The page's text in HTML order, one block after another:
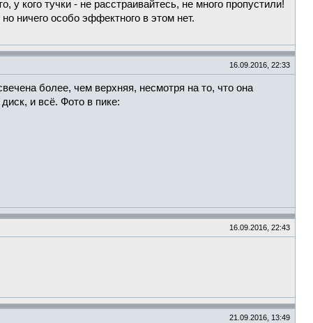
кого тучки - не расстраивайтесь, не много пропустили!
ничего особо эффектного в этом нет.
16.09.2016, 22:33
более, чем верхняя, несмотря на то, что она
и всё. Фото в пике:
16.09.2016, 22:43
21.09.2016, 13:49